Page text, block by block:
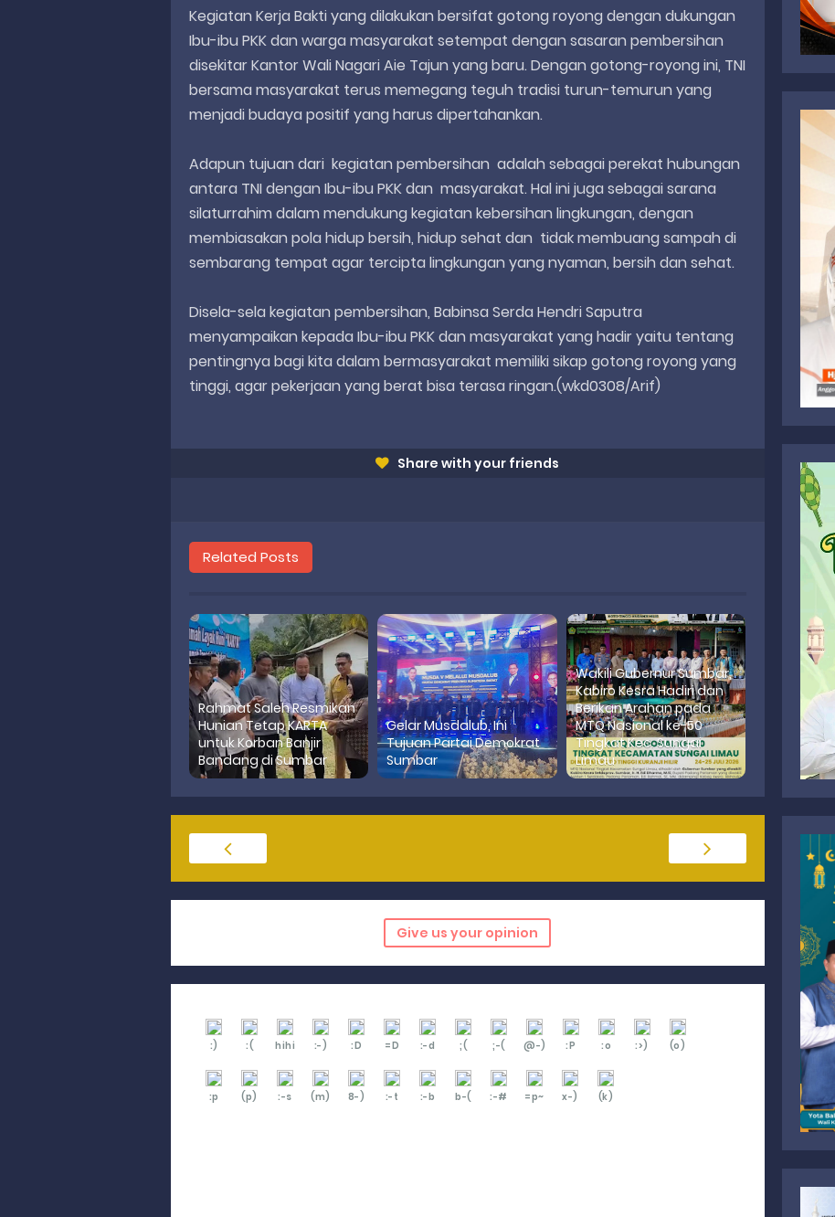
Kegiatan Kerja Bakti yang dilakukan bersifat gotong royong dengan dukungan
Ibu-ibu PKK dan warga masyarakat setempat dengan sasaran pembersihan
disekitar Kantor Wali Nagari Aie Tajun yang baru. Dengan gotong-royong ini, TNI
bersama masyarakat terus memegang teguh tradisi turun-temurun yang
menjadi budaya positif yang harus dipertahankan.
Adapun tujuan dari kegiatan pembersihan adalah sebagai perekat hubungan
antara TNI dengan Ibu-ibu PKK dan masyarakat. Hal ini juga sebagai sarana
silaturrahim dalam mendukung kegiatan kebersihan lingkungan, dengan
membiasakan pola hidup bersih, hidup sehat dan tidak membuang sampah di
sembarang tempat agar tercipta lingkungan yang nyaman, bersih dan sehat.
Disela-sela kegiatan pembersihan, Babinsa Serda Hendri Saputra
menyampaikan kepada Ibu-ibu PKK dan masyarakat yang hadir yaitu tentang
pentingnya bagi kita dalam bermasyarakat memiliki sikap gotong royong yang
tinggi, agar pekerjaan yang berat bisa terasa ringan.(wkd0308/Arif)
Share with your friends
Related Posts
Rahmat Saleh Resmikan
Hunian Tetap KARTA
untuk Korban Banjir
Bandang di Sumbar
Gelar Musdalub, Ini
Tujuan Partai Demokrat
Sumbar
Wakili Gubernur Sumbar,
Kabiro Kesra Hadiri dan
Berikan Arahan pada
MTQ Nasional ke-50
Tingkat Kec. Sungai
Limau
Give us your opinion
:) :( hihi :-) :D =D :-d ;( ;-( @-) :P :o :>) (o)
:p (p) :-s (m) 8-) :-t :-b b-( :-# =p~ x-) (k)